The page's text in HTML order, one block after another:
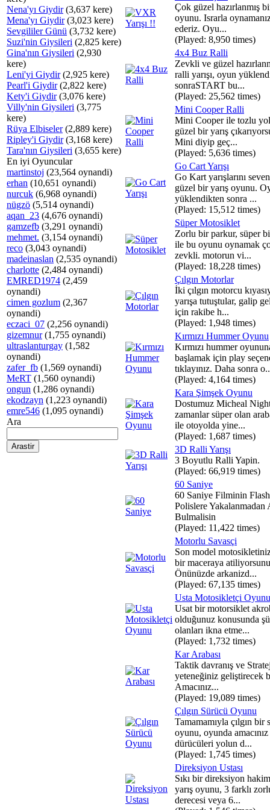
Nena'yı Giydir(3,637 kere)
Mena'yı Giydir(3,023 kere)
Sevgililer Günü (3,732 kere)
Suzi'nin Giysileri (2,825 kere)
Gina'nın Giysileri (2,930
kere)
Leni'yi Giydir(2,925 kere)
Pearl'i Giydir(2,822 kere)
Kety'i Giydir(3,076 kere)
Villy'nin Giysileri (3,775
kere)
Rüya Elbiseler(2,889 kere)
Ripley'i Giydir(3,168 kere)
Tara'nın Giysileri (3,655 kere)
En iyi Oyuncular
martinstoj (23,564 oynandi)
erhan (10,651 oynandi)
nurcuk (6,968 oynandi)
nügzö (5,514 oynandi)
aqan_23 (4,676 oynandi)
gamzefb (3,291 oynandi)
mehmet. (3,154 oynandi)
reco (3,043 oynandi)
madeinaslan (2,535 oynandi)
charlotte (2,484 oynandi)
EMRED1974 (2,459
oynandi)
cimen gozlum (2,367
oynandi)
eczaci_07 (2,256 oynandi)
gizemnur(1,755 oynandi)
ultraslanturgay (1,582
oynandi)
zafer_fb (1,569 oynandi)
MeRT (1,560 oynandi)
ongun (1,286 oynandi)
ekodzayn (1,223 oynandi)
emre546 (1,095 oynandi)
Ara
Çok güzel hazırlanmış
oyunu. Israrla
ederiz. Oyu...
(Played: 8,950 times)
4x4 Buz Ralli
Zevkli ve güzel
ralli yarışı, oyun
sonraSTART bu...
(Played: 25,562 times)
Mini Cooper Ralli
Mini Cooper ile tozlu
güzel bir yarış
Mini diyip geç...
(Played: 5,636 times)
Go Cart Yarışı
Go Kart yarışlarını
güzel bir yarış oyunu.
yüklendikten sonra ...
(Played: 15,512 times)
Süper Motosiklet
Zorlu bir parkur, süper
ile bu oyunu oynamak
zevkli. motorun vi...
(Played: 18,228 times)
Çılgın Motorlar
İki çılgın motorcu
yarışa tutuştular, galip
için rakibe h...
(Played: 1,948 times)
Kırmızı Hummer Oyunu
Kırmızı hummer
başlamak için play
tıklayınız. Daha sonra
(Played: 4,164 times)
Kara Şimşek Oyunu
Dostumuz Micheal
zamanlar süper olan
ile otoyolda yine...
(Played: 1,687 times)
3D Ralli Yarışı
3 Boyutlu Ralli Yapin.
(Played: 66,919 times)
60 Saniye
60 Saniye Filminin
Polislere Yakalanmadan
Bulmalisin
(Played: 11,422 times)
Motorlu Savasçi
Son model
bir maceraya
Önünüzde arkanizd...
(Played: 67,135 times)
Usta Motosikletçi Oyunu
Usat bir motorsiklet
olduğunuz konusunda
olanları ikna etme...
(Played: 1,732 times)
Kar Arabası
Taktik davranış ve
yeteneğiniz geliştirecek
Amacınız...
(Played: 19,089 times)
Çılgın Sürücü Oyunu
Tamamamıyla çılgın bir
oyunu, oyunda
dürücüleri yolun d...
(Played: 1,745 times)
Direksiyon Ustası
Sıkı bir direksiyon
yarış oyunu, 3 farklı
derecesi veya 6...